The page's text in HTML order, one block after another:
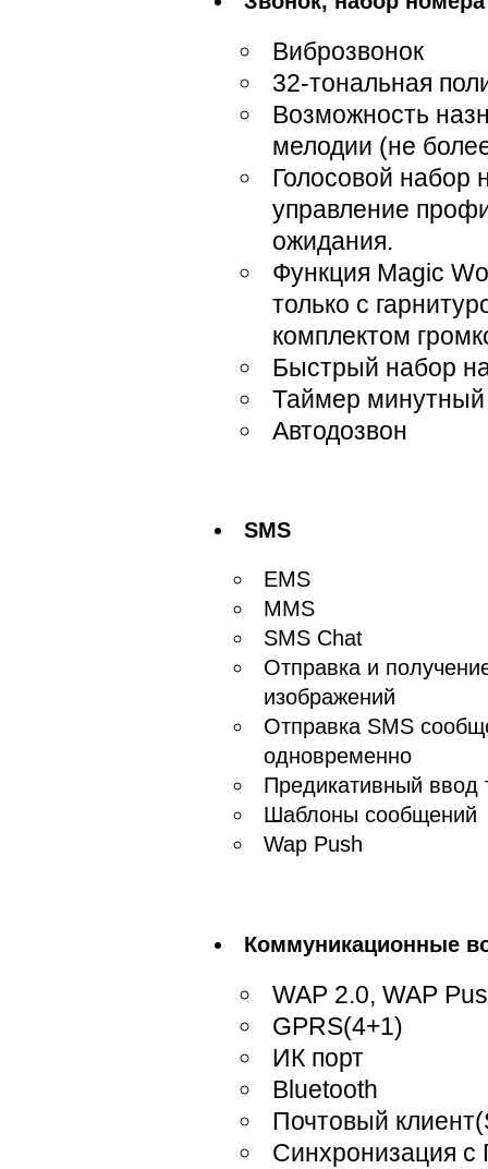
Виброзвонок
32-тональная
Возможность
мелодии (не
Голосовой набор
управление
ожидания.
Функция Magic
только с
комплектом
Быстрый набор
Таймер минутный
Автодозвон
SMS
EMS
MMS
SMS Chat
Отправка и
изображений
Отправка SMS
одновременно
Предикативный ввод
Шаблоны сообщений
Wap Push
Коммуникационные
WAP 2.0, WAP
GPRS(4+1)
ИК порт
Bluetooth
Почтовый
Синхронизация с